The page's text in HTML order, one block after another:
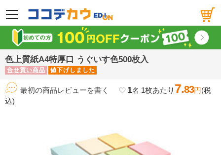
メニュー
色上質紙A4特厚口 うぐいす色500枚入
合せ買い商品 値下げしました
最初の商品レビューを書く favorite_border 1名 1枚あたり 7.83円(税
込)